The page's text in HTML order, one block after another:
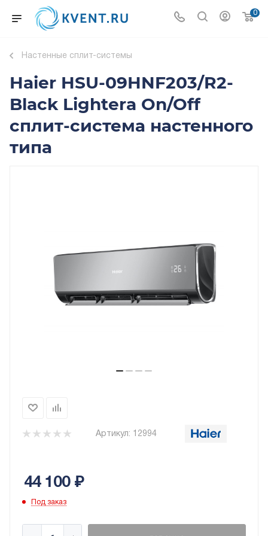
0
Настенные сплит-системы
Haier HSU-09HNF203/R2-
Black Lightera On/Off
сплит-система настенного
типа
Артикул: 12994
44 100₽
Под заказ